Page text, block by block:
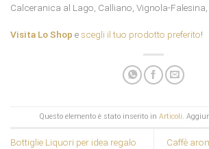
Calceranica al Lago, Calliano, Vignola-Falesina,
Visita Lo Shop escegli il tuo prodotto preferito!
Questo elemento è stato inserito in Articoli.
Bottiglie Liquori per idea regalo
Caffè